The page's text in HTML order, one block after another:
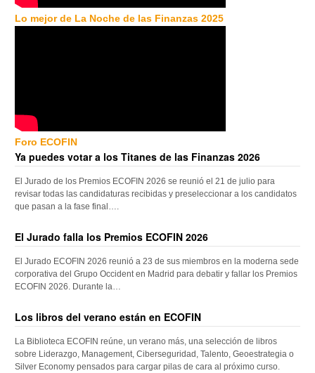
Lo mejor de La Noche de las Finanzas 2025
Foro ECOFIN
Ya puedes votar a los Titanes de las Finanzas 2026
El Jurado de los Premios ECOFIN 2026 se reunió el 21 de julio para
revisar todas las candidaturas recibidas y preseleccionar a los candidatos
que pasan a la fase final….
El Jurado falla los Premios ECOFIN 2026
El Jurado ECOFIN 2026 reunió a 23 de sus miembros en la moderna sede
corporativa del Grupo Occident en Madrid para debatir y fallar los Premios
ECOFIN 2026. Durante la…
Los libros del verano están en ECOFIN
La Biblioteca ECOFIN reúne, un verano más, una selección de libros
sobre Liderazgo, Management, Ciberseguridad, Talento, Geoestrategia o
Silver Economy pensados para cargar pilas de cara al próximo curso.